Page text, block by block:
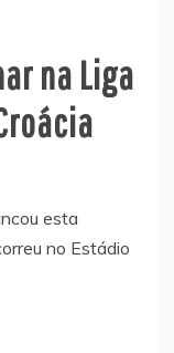
na Liga
esta
no Estádio